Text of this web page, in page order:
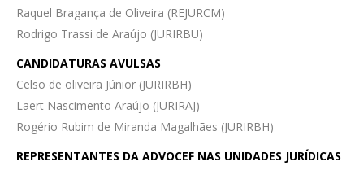
Raquel Bragança de Oliveira (REJURCM)
Rodrigo Trassi de Araújo (JURIRBU)
CANDIDATURAS AVULSAS
Celso de oliveira Júnior (JURIRBH)
Laert Nascimento Araújo (JURIRAJ)
Rogério Rubim de Miranda Magalhães (JURIRBH)
REPRESENTANTES DA ADVOCEF NAS UNIDADES JURÍDICAS